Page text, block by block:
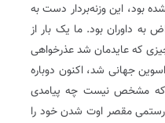
بود، این وزنه‌بردار دست به
به داوران بود. ما یک بار از
که عایدمان شد عذرخواهی
جهانی شد، اکنون دوباره
که مشخص نیست چه پیامدی
رستمی مقصر اوت شدن خود را